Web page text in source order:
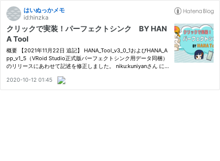
はいぬっかメモ
id:hinzka
クリックで実装！パーフェクトシンク BY HAN
A Tool
概要 【2021年11月22日 追記】 HANA_Tool_v3_0_1およびHANA_A
pp_v1_5（VRoid Studio正式版パーフェクトシンク用データ同梱）
のリリースにあわせて記述を修正しました。 niku:kuniyanさん に
のオブジェクト間でBlendShapeを転送するツールです。 VRoid向
けのパ…
2020-10-12 01:45